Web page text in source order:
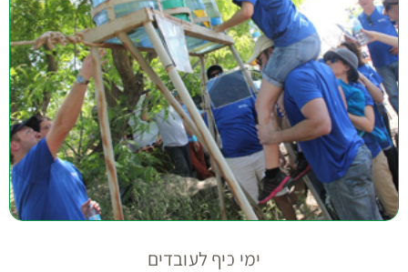
ימי כיף לעובדים